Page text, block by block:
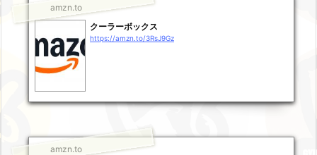
amzn.to
クーラーボックス
https://amzn.to/3RsJ9Gz
amzn.to